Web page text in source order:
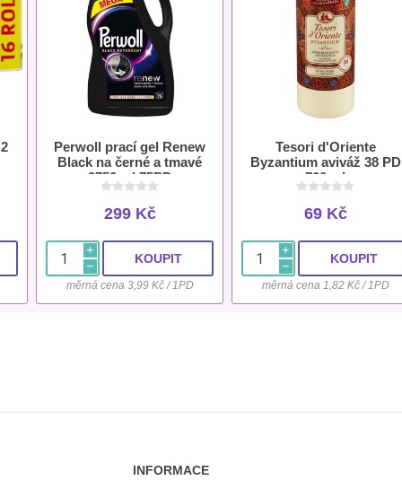
Perwoll prací gel Renew
Black na černé a tmavé
3750 ml 75PD
299 Kč
i
h
měrná cena 3,99 Kč / 1PD
Tesori d'Oriente
Byzantium aviváž 38 PD
760 ml
69 Kč
i
h
měrná cena 1,82 Kč / 1PD
INFORMACE